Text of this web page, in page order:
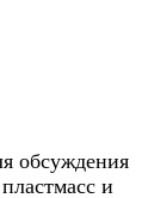
обсуждения
и